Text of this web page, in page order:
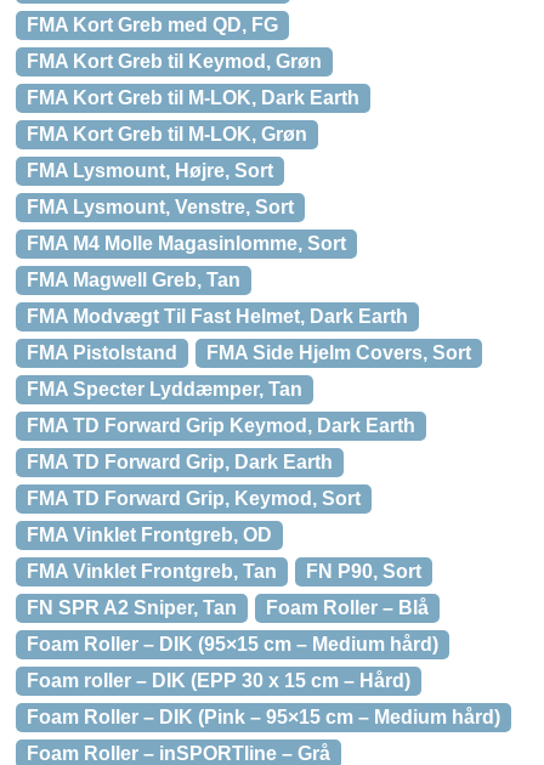
FMA Kort Greb med QD, FG
FMA Kort Greb til Keymod, Grøn
FMA Kort Greb til M-LOK, Dark Earth
FMA Kort Greb til M-LOK, Grøn
FMA Lysmount, Højre, Sort
FMA Lysmount, Venstre, Sort
FMA M4 Molle Magasinlomme, Sort
FMA Magwell Greb, Tan
FMA Modvægt Til Fast Helmet, Dark Earth
FMA Pistolstand
FMA Side Hjelm Covers, Sort
FMA Specter Lyddæmper, Tan
FMA TD Forward Grip Keymod, Dark Earth
FMA TD Forward Grip, Dark Earth
FMA TD Forward Grip, Keymod, Sort
FMA Vinklet Frontgreb, OD
FMA Vinklet Frontgreb, Tan
FN P90, Sort
FN SPR A2 Sniper, Tan
Foam Roller – Blå
Foam Roller – DIK (95×15 cm – Medium hård)
Foam roller – DIK (EPP 30 x 15 cm – Hård)
Foam Roller – DIK (Pink – 95×15 cm – Medium hård)
Foam Roller – inSPORTline – Grå